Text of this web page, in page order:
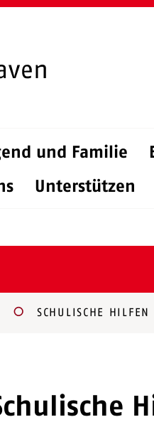
und Familie
Unterstützen
SCHULISCHE HILFEN